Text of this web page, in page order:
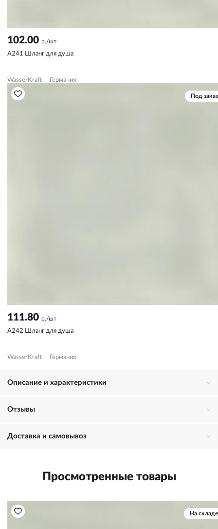
102.00 р./шт
A241 Шланг для душа
WasserKraft Германия
Под заказ
111.80 р./шт
A242 Шланг для душа
WasserKraft Германия
Описание и характеристики
Отзывы
Доставка и самовывоз
Просмотренные товары
На складе